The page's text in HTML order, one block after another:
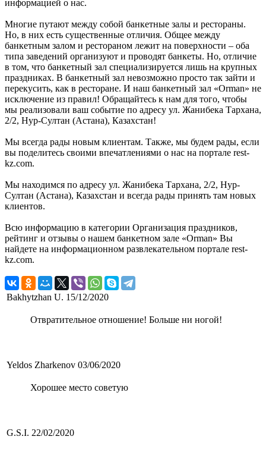
информацией о нас.
Многие путают между собой банкетные залы и рестораны.
Но, в них есть существенные отличия. Общее между
банкетным залом и рестораном лежит на поверхности – оба
типа заведений организуют и проводят банкеты. Но, отличие
в том, что банкетный зал специализируется лишь на крупных
праздниках. В банкетный зал невозможно просто так зайти и
перекусить, как в ресторане. И наш банкетный зал «Orman» не
исключение из правил! Обращайтесь к нам для того, чтобы
мы реализовали ваш событие по адресу ул. Жанибека Тархана,
2/2, Нур-Султан (Астана), Казахстан!
Мы всегда рады новым клиентам. Также, мы будем рады, если
вы поделитесь своими впечатлениями о нас на портале rest-
kz.com.
Мы находимся по адресу ул. Жанибека Тархана, 2/2, Нур-
Султан (Астана), Казахстан и всегда рады принять там новых
клиентов.
Всю информацию в категории Организация праздников,
рейтинг и отзывы о нашем банкетном зале «Orman» Вы
найдете на информационном развлекательном портале rest-
kz.com.
Bakhytzhan U. 15/12/2020
Отвратительное отношение! Больше ни ногой!
Yeldos Zharkenov 03/06/2020
Хорошее место советую
G.S.I. 22/02/2020